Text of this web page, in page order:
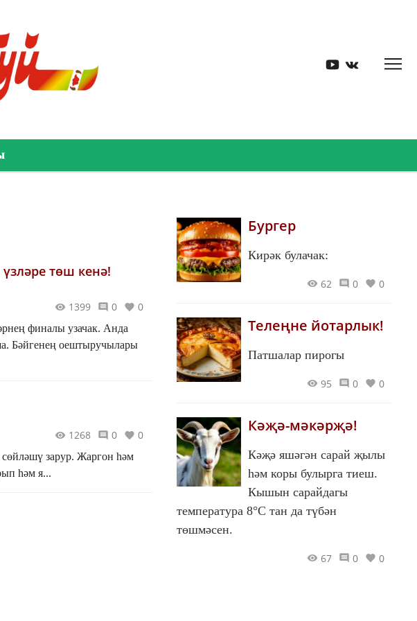
үзләре төш кенә!
1399 0 0
финалы узачак. Анда
Бәйгенең оештыручылары
1268 0 0
зарур. Жаргон һәм
һәм я...
Бургер
Кирәк булачак:
62 0 0
Телеңне йотарлык!
Патшалар пирогы
95 0 0
Кәҗә-мәкәрҗә!
Кәҗә яшәгән сарай җылы
һәм коры булырга тиеш.
Кышын сарайдагы
температура 8°С тан да түбән
төшмәсен.
67 0 0